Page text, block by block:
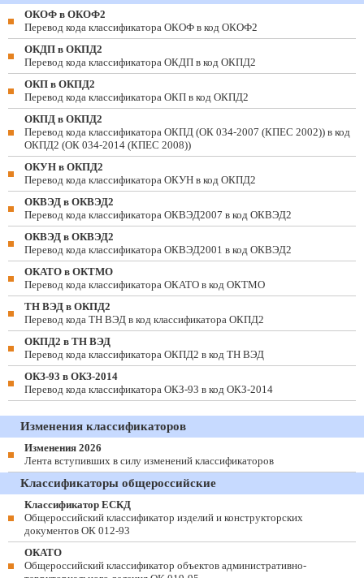
ОКОФ в ОКОФ2
Перевод кода классификатора ОКОФ в код ОКОФ2
ОКДП в ОКПД2
Перевод кода классификатора ОКДП в код ОКПД2
ОКП в ОКПД2
Перевод кода классификатора ОКП в код ОКПД2
ОКПД в ОКПД2
Перевод кода классификатора ОКПД (ОК 034-2007 (КПЕС 2002)) в код
ОКПД2 (ОК 034-2014 (КПЕС 2008))
ОКУН в ОКПД2
Перевод кода классификатора ОКУН в код ОКПД2
ОКВЭД в ОКВЭД2
Перевод кода классификатора ОКВЭД2007 в код ОКВЭД2
ОКВЭД в ОКВЭД2
Перевод кода классификатора ОКВЭД2001 в код ОКВЭД2
ОКАТО в ОКТМО
Перевод кода классификатора ОКАТО в код ОКТМО
ТН ВЭД в ОКПД2
Перевод кода ТН ВЭД в код классификатора ОКПД2
ОКПД2 в ТН ВЭД
Перевод кода классификатора ОКПД2 в код ТН ВЭД
ОКЗ-93 в ОКЗ-2014
Перевод кода классификатора ОКЗ-93 в код ОКЗ-2014
Изменения классификаторов
Изменения 2026
Лента вступивших в силу изменений классификаторов
Классификаторы общероссийские
Классификатор ЕСКД
Общероссийский классификатор изделий и конструкторских
документов ОК 012-93
ОКАТО
Общероссийский классификатор объектов административно-